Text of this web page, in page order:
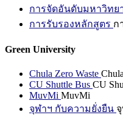
การจัดอันดับมหาวิทย
การรับรองหลักสูตร ก
Green University
Chula Zero Waste
CU Shuttle Bus CU
MuvMi MuvMi
จุฬาฯ กับความยั่งยืน